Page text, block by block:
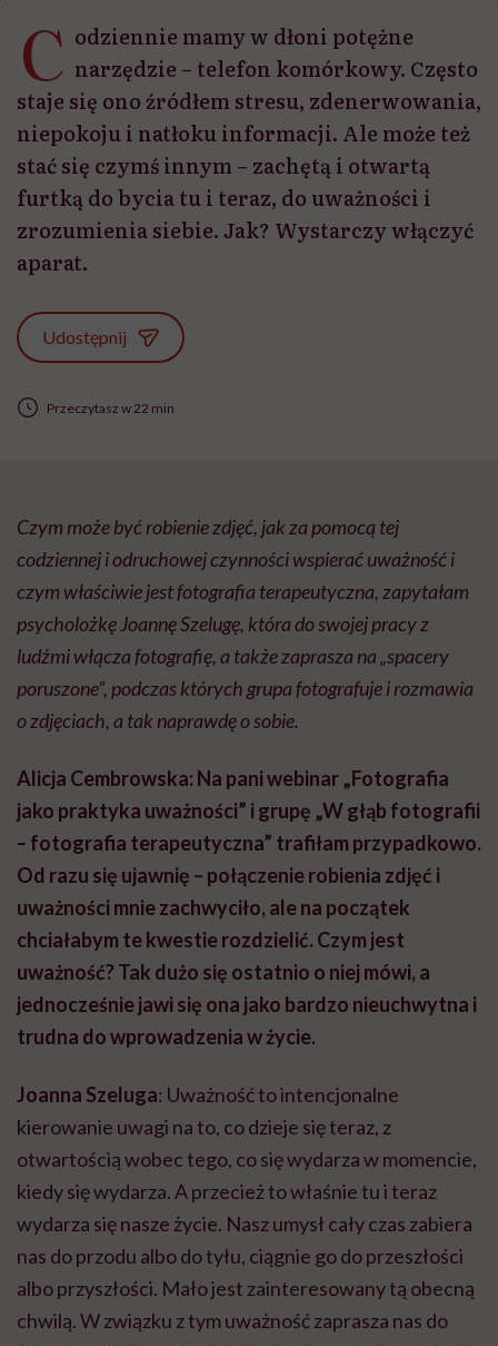
C odziennie mamy w dłoni potężne
narzędzie – telefon komórkowy. Często
staje się ono źródłem stresu, zdenerwowania,
niepokoju i natłoku informacji. Ale może też
stać się czymś innym – zachętą i otwartą
furtką do bycia tu i teraz, do uważności i
zrozumienia siebie. Jak? Wystarczy włączyć
aparat.
Udostępnij
Przeczytasz w 22 min
Czym może być robienie zdjęć, jak za pomocą tej
codziennej i odruchowej czynności wspierać uważność i
czym właściwie jest fotografia terapeutyczna, zapytałam
psycholożkę Joannę Szelugę, która do swojej pracy z
ludźmi włącza fotografię, a także zaprasza na „spacery
poruszone”, podczas których grupa fotografuje i rozmawia
o zdjęciach, a tak naprawdę o sobie.
Alicja Cembrowska: Na pani webinar „Fotografia
jako praktyka uważności” i grupę „W głąb fotografii
– fotografia terapeutyczna” trafiłam przypadkowo.
Od razu się ujawnię – połączenie robienia zdjęć i
uważności mnie zachwyciło, ale na początek
chciałabym te kwestie rozdzielić. Czym jest
uważność? Tak dużo się ostatnio o niej mówi, a
jednocześnie jawi się ona jako bardzo nieuchwytna i
trudna do wprowadzenia w życie.
Joanna Szeluga: Uważność to intencjonalne
kierowanie uwagi na to, co dzieje się teraz, z
otwartością wobec tego, co się wydarza w momencie,
kiedy się wydarza. A przecież to właśnie tu i teraz
wydarza się nasze życie. Nasz umysł cały czas zabiera
nas do przodu albo do tyłu, ciągnie go do przeszłości
albo przyszłości. Mało jest zainteresowany tą obecną
chwilą. W związku z tym uważność zaprasza nas do